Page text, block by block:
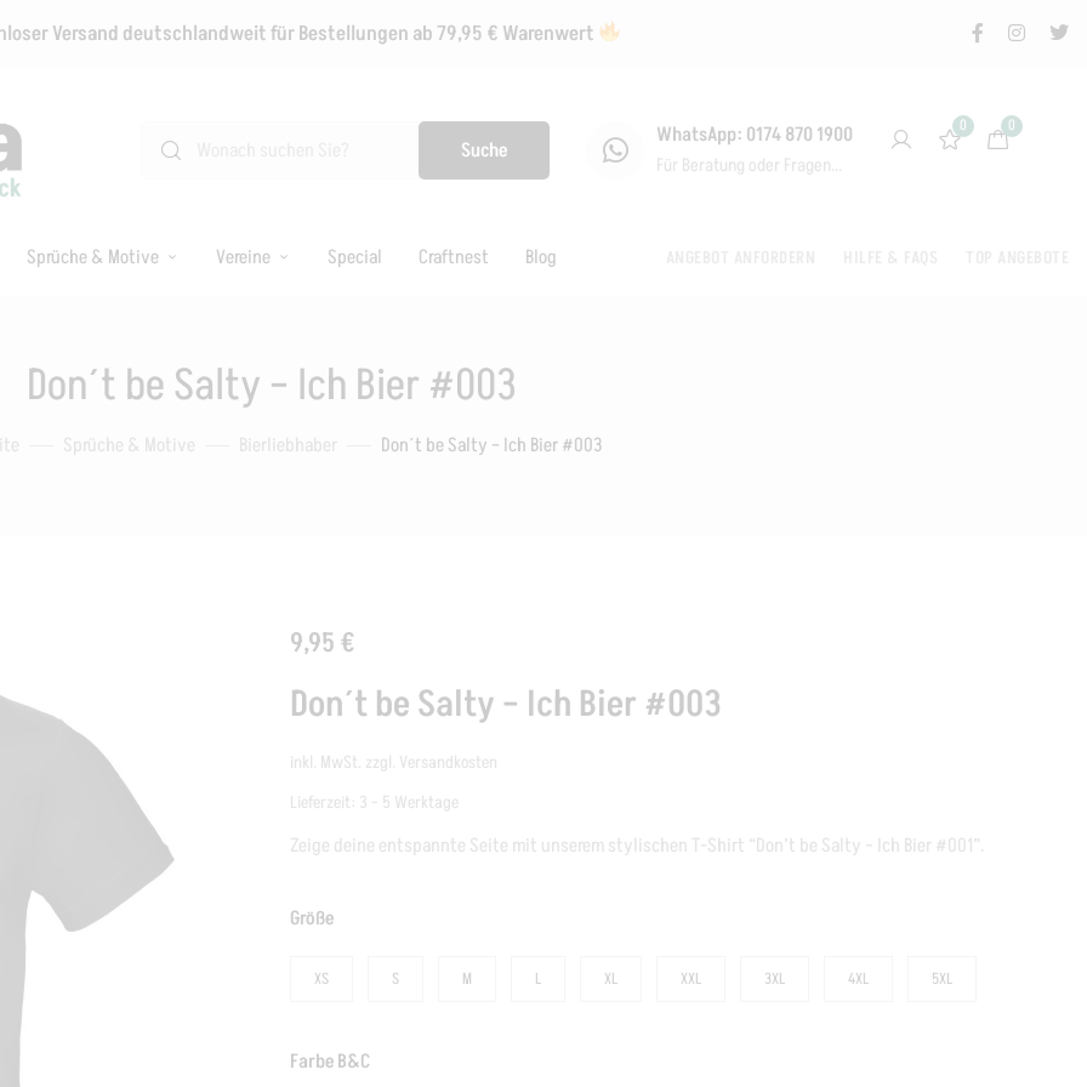
Versand deutschlandweit für Bestellungen ab 79,95 € Warenwert
Suche
WhatsApp: 0174 870 1900
Für Beratung oder Fragen...
0 0
Sprüche & Motive Vereine Special Craftnest Blog
Don´t be Salty – Ich Bier #003
Sprüche & Motive Bierliebhaber Don´t be Salty – Ich Bier #003
9,95€
Don´t be Salty – Ich Bier #003
inkl. MwSt. zzgl. Versandkosten
Lieferzeit: 3 - 5 Werktage
Zeige deine entspannte Seite mit unserem stylischen T-Shirt “Don’t be Salty – Ich Bier #001”.
Größe
XS S M L XL XXL 3XL 4XL 5XL
Farbe B&C